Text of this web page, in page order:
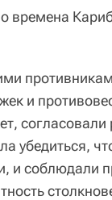
времена
и
убедиться,
и соблюдали